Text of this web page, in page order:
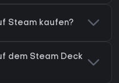
Steam kaufen?
dem Steam Deck